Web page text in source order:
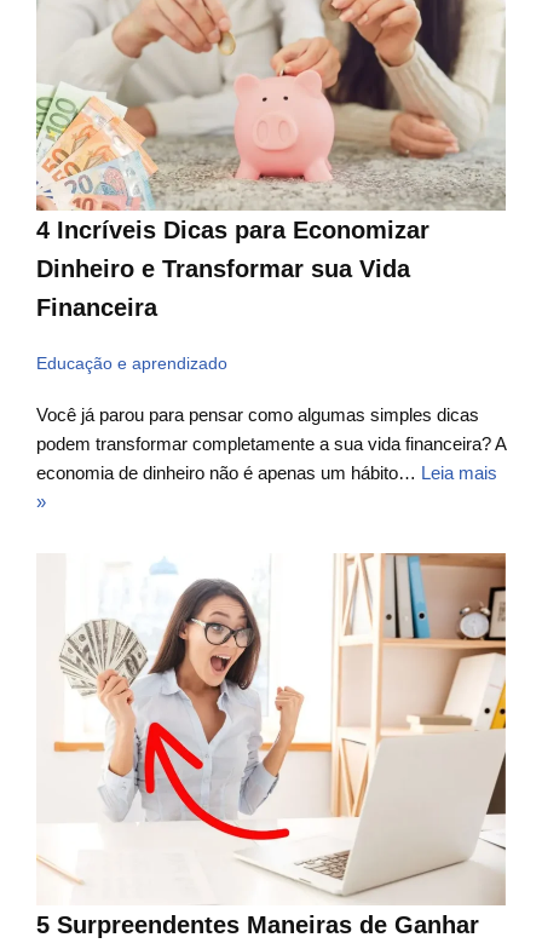
4 Incríveis Dicas para Economizar
Dinheiro e Transformar sua Vida
Financeira
Educação e aprendizado
Você já parou para pensar como algumas simples dicas
podem transformar completamente a sua vida financeira? A
economia de dinheiro não é apenas um hábito… Leia mais
»
5 Surpreendentes Maneiras de Ganhar